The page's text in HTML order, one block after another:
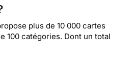
plus de 10 000 cartes
100 catégories. Dont un total